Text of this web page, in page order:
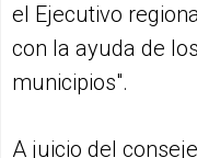
el Ejecutivo
con la ayuda de
municipios".
A juicio del